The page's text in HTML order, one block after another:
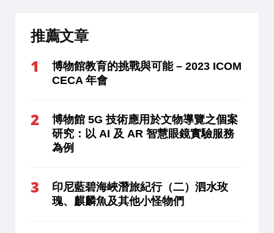
推薦文章
博物館教育的挑戰與可能 – 2023 ICOM
CECA 年會
博物館 5G 技術應用於文物導覽之個案
研究：以 AI 及 AR 智慧眼鏡實驗服務
為例
印尼藍碧海峽潛旅紀行（二）泗水玫
瑰、麒麟魚及其他小怪物們